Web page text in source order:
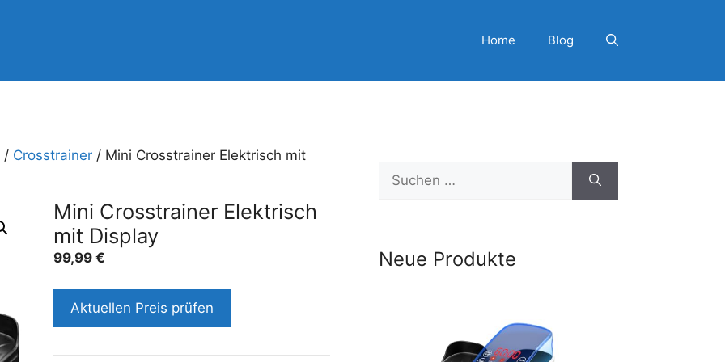
Home Blog
/ Crosstrainer / Mini Crosstrainer Elektrisch mit
Mini Crosstrainer Elektrisch
mit Display
99,99 €
Aktuellen Preis prüfen
Suchen
nach:
Neue Produkte